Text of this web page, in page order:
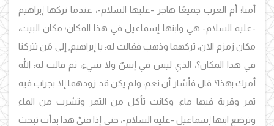
أمنا؛ أم العرب جميعًا هاجر -عليها السلام-، عندما تركها إبراهيم
-عليه السلام- هي وابنها إسماعيل في هذا المكان؛ مكان البيت،
مكان زمزم الآن، تركهما وذهب فقالت له: يا إبراهيم, إلى مَن تتركنا
في هذا المكان؟، الذي ليس في إنسٌ ولا شيء، ثم قالت له: الله
أمرك بهذا؟ قال فأشار أن نعم، ولم يكن قد زودهما إلا بجراب فيه
تمر وقربة فيها ماء، وكانت تأكل من التمر وتشرب من الماء
وترضع ابنها إسماعيل -عليه السلام-، حتى إذا فنيَّ هذا بدأت تبحث